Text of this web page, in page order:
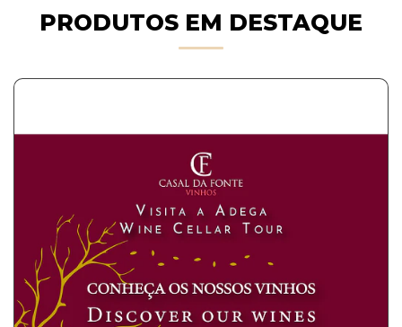
PRODUTOS EM DESTAQUE